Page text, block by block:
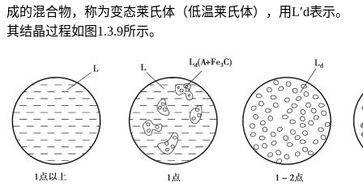
成的混合物，称为变态莱氏体（低温莱氏体），用L′d表示。
其结晶过程如图1.3.9所示。